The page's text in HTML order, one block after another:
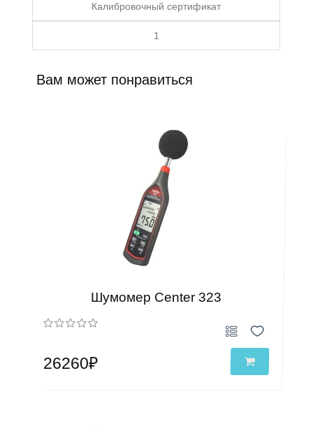
Калибровочный сертификат
1
Вам может понравиться
Шумомер Center 323
26260₽